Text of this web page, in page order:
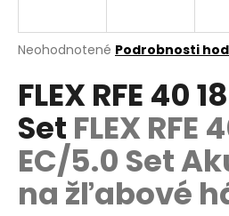
Priemerné
produktu
je
0,0
z
5
hviezdičiek.
Neohodnotené Podrobnosti
FLEX RFE 40
Set FLEX RFE
EC/5.0 Set
na žľabové
j
ť
?
HĽADAŤ